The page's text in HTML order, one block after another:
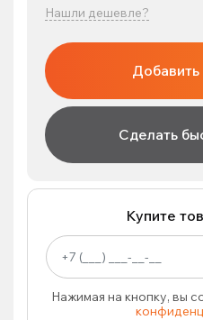
Нашли дешевле?
Добавить
Сделать
Купите
Нажимая на кнопку, вы